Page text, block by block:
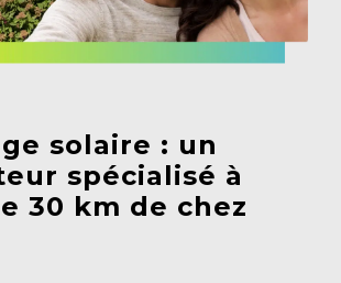
solaire : un
spécialisé à
30 km de chez